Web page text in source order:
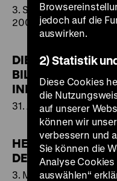
3. September bis 3.
2002
DIE ZWEITE
BILDER DER
INDUSTRIELLEN
31. Juli bis 21. Oktober
HEXENWAHN.
DER NEUZEIT
3. Mai bis 6. August
jedoch auf die
auswirken.
2) Statistik
Diese Cookies
die
auf unserer
können wir
verbessern und
Sie können die
Analyse Cookies
auswählen“